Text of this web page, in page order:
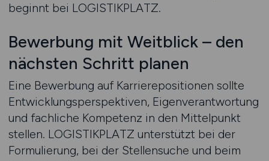
beginnt bei LOGISTIKPLATZ.
Bewerbung mit Weitblick – den
nächsten Schritt planen
Eine Bewerbung auf Karrierepositionen sollte
Entwicklungsperspektiven, Eigenverantwortung
und fachliche Kompetenz in den Mittelpunkt
stellen. LOGISTIKPLATZ unterstützt bei der
Formulierung, bei der Stellensuche und beim